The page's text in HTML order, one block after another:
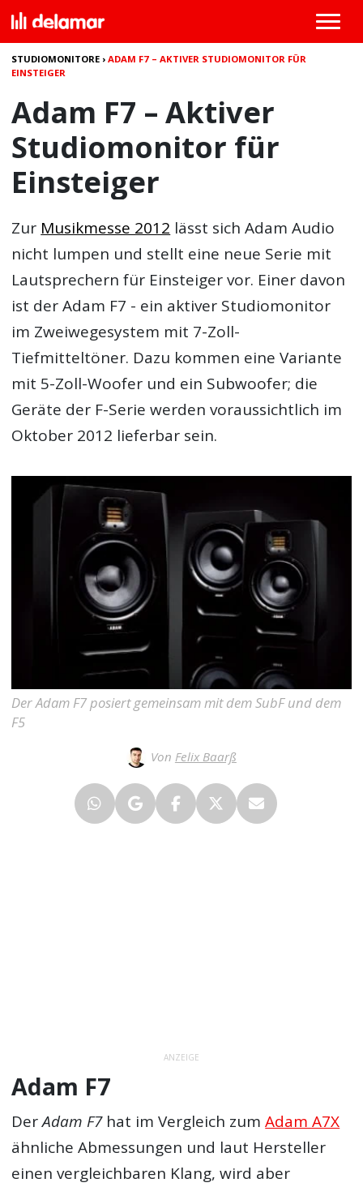
STUDIOMONITORE ›ADAM F7 – AKTIVER STUDIOMONITOR FÜR
EINSTEIGER
Adam F7 – Aktiver
Studiomonitor für
Einsteiger
Zur Musikmesse 2012 lässt sich Adam Audio
nicht lumpen und stellt eine neue Serie mit
Lautsprechern für Einsteiger vor. Einer davon
ist derAdam F7 - ein aktiver Studiomonitor
im Zweiwegesystem mit 7-Zoll-
Tiefmitteltöner. Dazu kommen eine Variante
mit 5-Zoll-Woofer und ein Subwoofer; die
Geräte der F-Serie werden voraussichtlich im
Oktober 2012 lieferbar sein.
Der Adam F7 posiert gemeinsam mit dem SubF und dem
F5
Von Felix Baarß
ANZEIGE
Adam F7
DerAdam F7hat im Vergleich zumAdam A7X
ähnliche Abmessungen und laut Hersteller
einen vergleichbaren Klang, wird aber